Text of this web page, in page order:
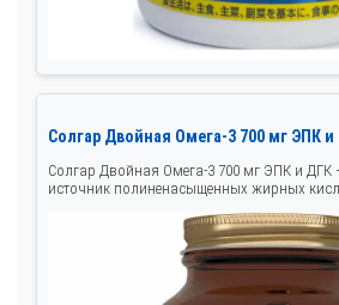
Солгар Двойная Омега‑3 700 мг ЭПК
Солгар Двойная Омега‑3 700 мг ЭПК и ДГК
источник полиненасыщенных жирных